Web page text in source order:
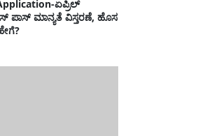
ಏಪ್ರಿಲ್
ಪಾಸ್ ಮಾನ್ಯತೆ ವಿಸ್ತರಣೆ, ಹೊಸ